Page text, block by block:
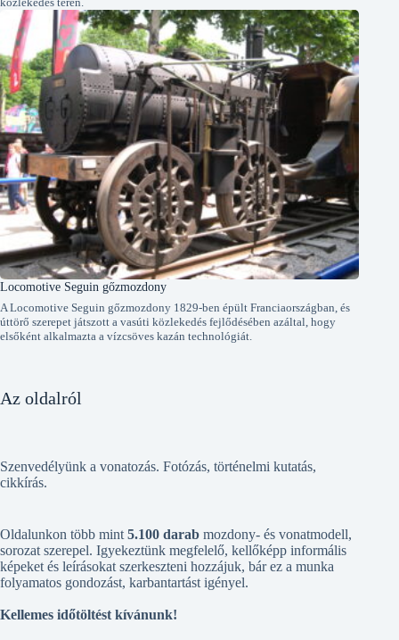
Locomotive Seguin gőzmozdony
A Locomotive Seguin gőzmozdony 1829-ben épült Franciaországban, és
úttörő szerepet játszott a vasúti közlekedés fejlődésében azáltal, hogy
elsőként alkalmazta a vízcsöves kazán technológiát.
Az oldalról
Szenvedélyünk a vonatozás. Fotózás, történelmi kutatás,
cikkírás.
Oldalunkon több mint 5.100 darab mozdony- és vonatmodell,
sorozat szerepel. Igyekeztünk megfelelő, kellőképp informális
képeket és leírásokat szerkeszteni hozzájuk, bár ez a munka
folyamatos gondozást, karbantartást igényel.
Kellemes időtöltést kívánunk!